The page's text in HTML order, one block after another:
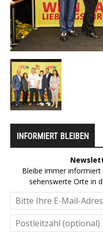
INFORMIERT BLEIBEN
Bleibe immer informiert
sehenswerte Orte in